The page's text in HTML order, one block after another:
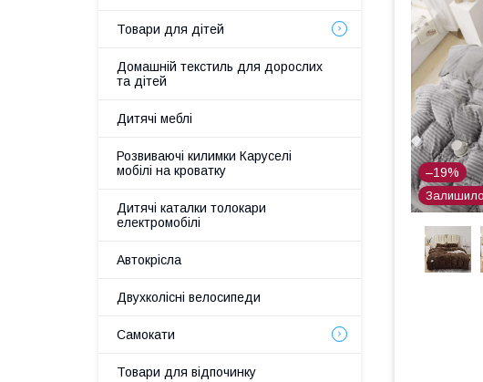
–19%
Товари для дітей
Домашній текстиль для дорослих
та дітей
Дитячі меблі
Розвиваючі килимки Каруселі
мобілі на кроватку
Дитячі каталки толокари
електромобілі
Автокрісла
Двухколісні велосипеди
Самокати
Товари для відпочинку